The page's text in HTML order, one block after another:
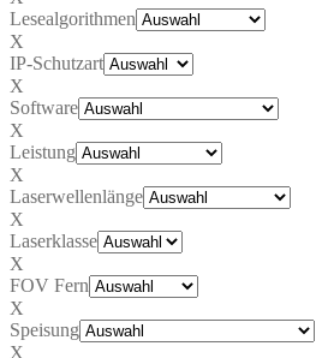
Lesealgorithmen
X
IP-Schutzart
X
Software
X
Leistung
X
Laserwellenlänge
X
Laserklasse
X
FOV Fern
X
Speisung
X